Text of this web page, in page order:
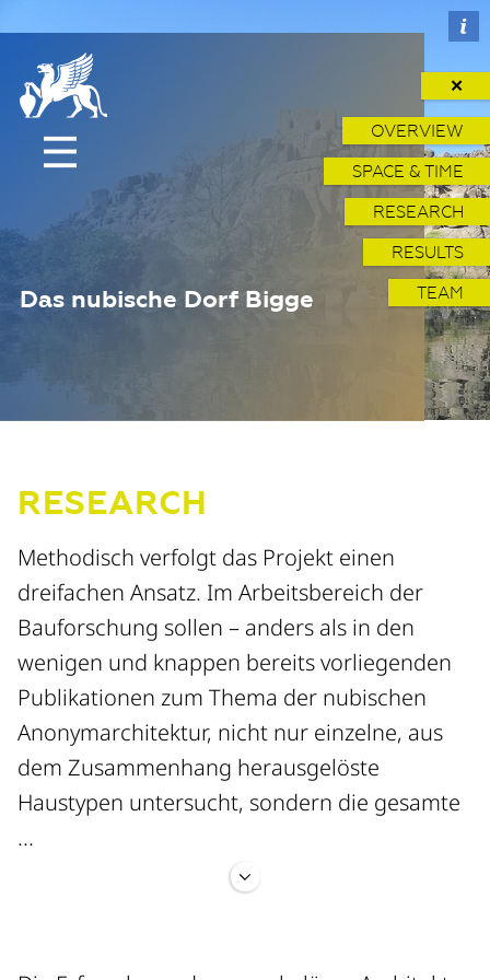
Das nubische Dorf Bigge
✕
OVERVIEW
SPACE & TIME
RESEARCH
RESULTS
TEAM
RESEARCH
Methodisch verfolgt das Projekt einen
dreifachen Ansatz. Im Arbeitsbereich der
Bauforschung sollen – anders als in den
wenigen und knappen bereits vorliegenden
Publikationen zum Thema der nubischen
Anonymarchitektur, nicht nur einzelne, aus
dem Zusammenhang herausgelöste
Haustypen untersucht, sondern die gesamte
...